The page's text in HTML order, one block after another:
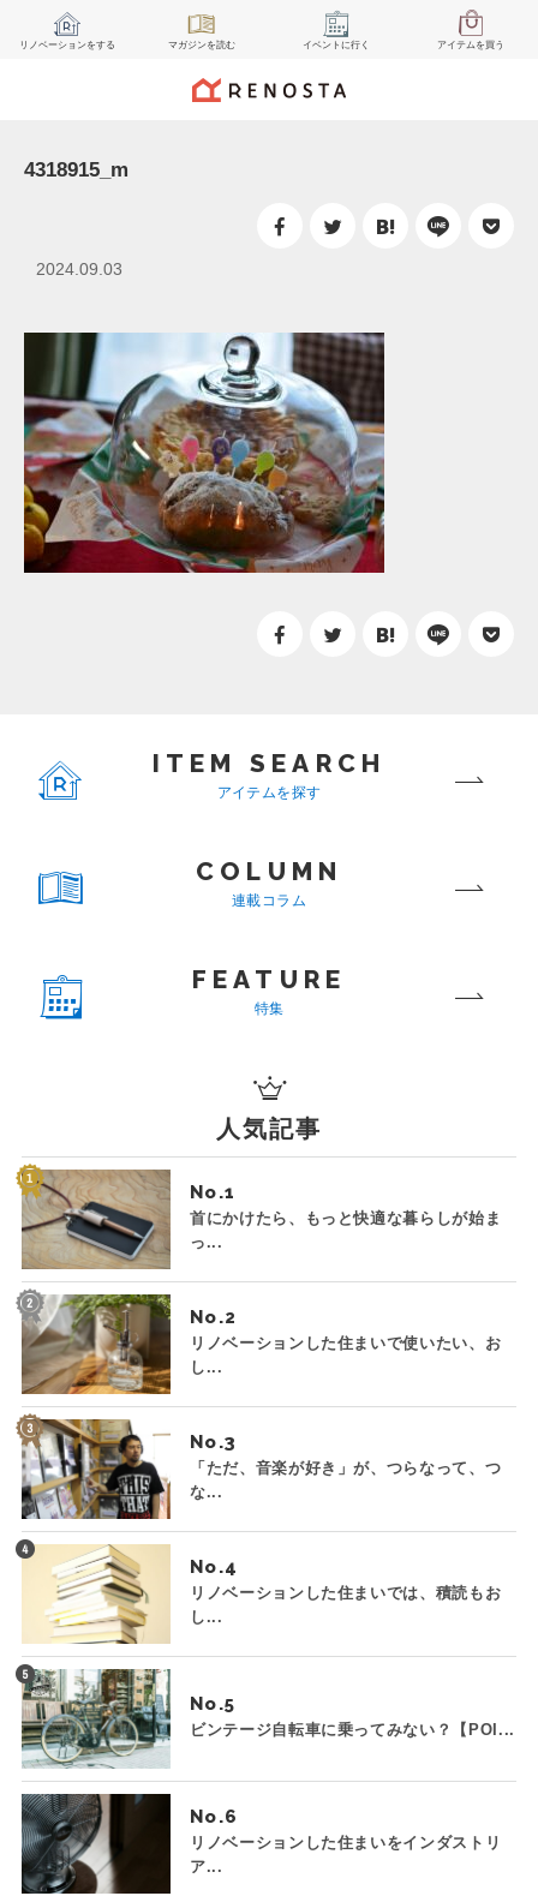
リノベーションをする マガジンを読む イベント に行く アイテムを買う
4318915_m
2024.09.03
ITEM SEARCH
アイテムを探す
COLUMN
連載コラム
FEATURE
特集
人気記事
No.
首にかけたら、もっと快適な暮らしが始ま
っ...
No.
リノベーションした住まいで使いたい、お
し...
No.
「ただ、音楽が好き」が、つらなって、つ
な...
No.
リノベーションした住まいでは、積読もお
し...
No.
ビンテージ自転車に乗ってみない？【POI...
No.
リノベーションした住まいをインダストリ
ア...